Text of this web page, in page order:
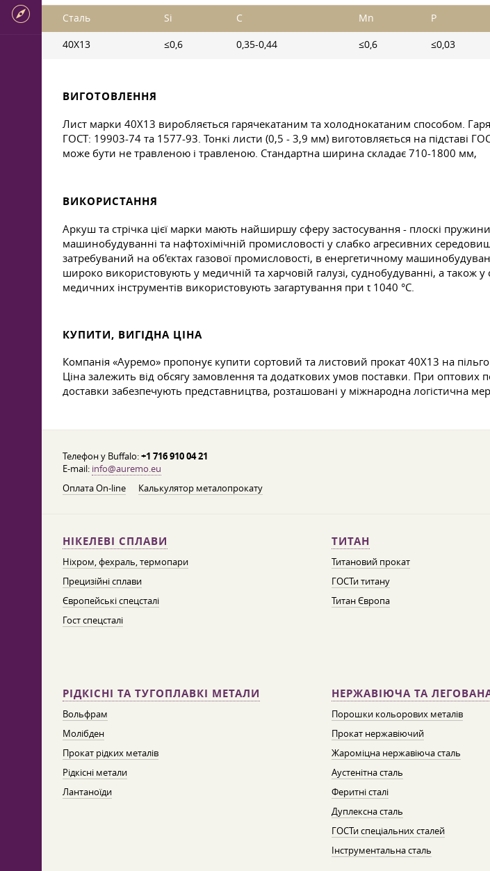
Сталь Si C Mn P
40Х13 ≤0,6 0,35-0,44 ≤0,6 ≤0,03
ВИГОТОВЛЕННЯ
Лист марки 40Х13 виробляється гарячекатаним та холоднокатаним способом.
ГОСТ: 19903-74 та 1577-93. Тонкі листи (0,5 - 3,9 мм) виготовляється на підставі
може бути не травленою і травленою. Стандартна ширина складає 710-1800 мм,
ВИКОРИСТАННЯ
Аркуш та стрічка цієї марки мають найширшу сферу застосування - плоскі
машинобудуванні та нафтохімічній промисловості у слабко агресивних
затребуваний на об'єктах газової промисловості, в енергетичному
широко використовують у медичній та харчовій галузі, суднобудуванні, а також
медичних інструментів використовують загартування при t 1040 °C.
КУПИТИ, ВИГІДНА ЦІНА
Компанія «Ауремо» пропонує купити сортовий та листовий прокат 40Х13 на
Ціна залежить від обсягу замовлення та додаткових умов поставки. При оптових
доставки забезпечують представництва, розташовані у міжнародна логістична
Телефон у Buffalo:+1 716 910 04 21
E-mail: info@auremo.eu
Оплата On-line
Калькулятор металопрокату
НІКЕЛЕВІ СПЛАВИ
Ніхром, фехраль, термопари
Прецизійні сплави
Європейські спецсталі
Гост спецсталі
ТИТАН
Титановий прокат
ГОСТи титану
Титан Європа
РІДКІСНІ ТА ТУГОПЛАВКІ МЕТАЛИ
Вольфрам
Молібден
Прокат рідких металів
Рідкісні метали
Лантаноїди
НЕРЖАВІЮЧА ТА
Порошки кольорових металів
Прокат нержавіючий
Жароміцна нержавіюча сталь
Аустенітна сталь
Феритні сталі
Дуплексна сталь
ГОСТи спеціальних сталей
Інструментальна сталь